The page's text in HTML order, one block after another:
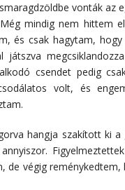
vonták
mindig nem hittem
és csak hagytam,
csendet pedig
volt, és
hangja szakított ki
végig